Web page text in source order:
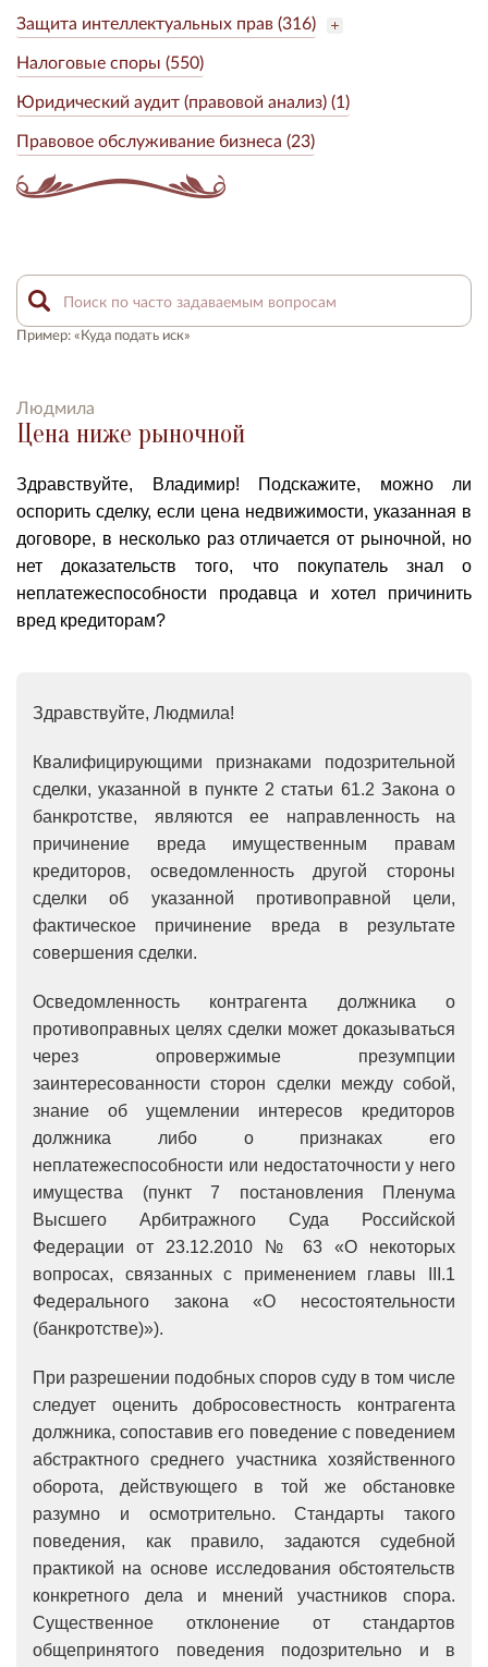
Защита интеллектуальных прав (316)
Налоговые споры (550)
Юридический аудит (правовой анализ) (1)
Правовое обслуживание бизнеса (23)
Пример: «Куда подать иск»
Людмила
Цена ниже рыночной
Здравствуйте, Владимир! Подскажите, можно ли
оспорить сделку, если цена недвижимости, указанная в
договоре, в несколько раз отличается от рыночной, но
нет доказательств того, что покупатель знал о
неплатежеспособности продавца и хотел причинить
вред кредиторам?
Здравствуйте, Людмила!
Квалифицирующими признаками подозрительной
сделки, указанной в пункте 2 статьи 61.2 Закона о
банкротстве, являются ее направленность на
причинение вреда имущественным правам
кредиторов, осведомленность другой стороны
сделки об указанной противоправной цели,
фактическое причинение вреда в результате
совершения сделки.
Осведомленность контрагента должника о
противоправных целях сделки может доказываться
через опровержимые презумпции
заинтересованности сторон сделки между собой,
знание об ущемлении интересов кредиторов
должника либо о признаках его
неплатежеспособности или недостаточности у него
имущества (пункт 7 постановления Пленума
Высшего Арбитражного Суда Российской
Федерации от 23.12.2010 № 63 «О некоторых
вопросах, связанных с применением главы III.1
Федерального закона «О несостоятельности
(банкротстве)»).
При разрешении подобных споров суду в том числе
следует оценить добросовестность контрагента
должника, сопоставив его поведение с поведением
абстрактного среднего участника хозяйственного
оборота, действующего в той же обстановке
разумно и осмотрительно. Стандарты такого
поведения, как правило, задаются судебной
практикой на основе исследования обстоятельств
конкретного дела и мнений участников спора.
Существенное отклонение от стандартов
общепринятого поведения подозрительно и в